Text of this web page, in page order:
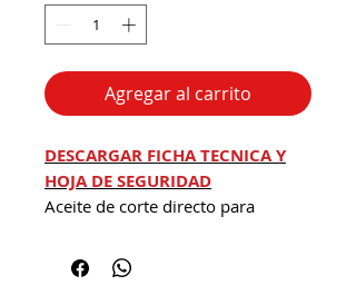
Agregar al carrito
DESCARGAR FICHA TECNICA Y
HOJA DE SEGURIDAD
Aceite de corte directo para
servicio pesado. Fluido de triple
uso, hidráulico, lubricación y